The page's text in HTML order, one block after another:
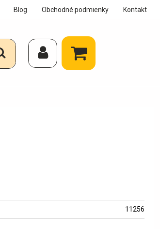
Blog Obchodné podmienky Kontakt
11256